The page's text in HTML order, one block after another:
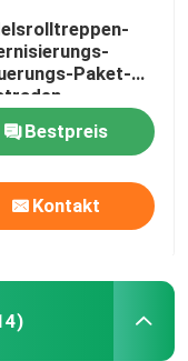
Paket-
Bestpreis
Kontakt